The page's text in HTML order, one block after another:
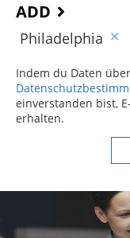
ADD
Philadelphia
Indem du Daten
einverstanden bist,
erhalten.